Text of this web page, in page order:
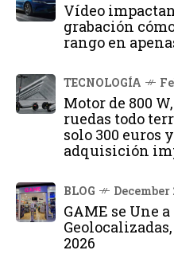
Vídeo
grabación
rango en
TECNOLOGÍA
Motor de 800
ruedas todo
solo 300 euros
adquisición
BLOG December
GAME se Une
2026